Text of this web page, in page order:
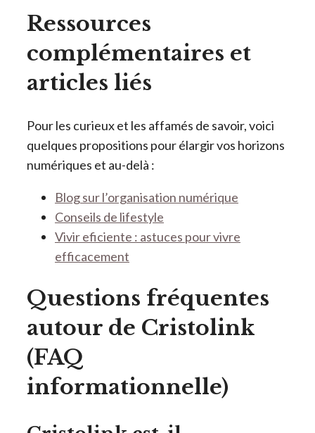
Ressources
complémentaires et
articles liés
Pour les curieux et les affamés de savoir, voici
quelques propositions pour élargir vos horizons
numériques et au-delà :
Blog sur l’organisation numérique
Conseils de lifestyle
Vivir eficiente : astuces pour vivre
efficacement
Questions fréquentes
autour de Cristolink
(FAQ
informationnelle)